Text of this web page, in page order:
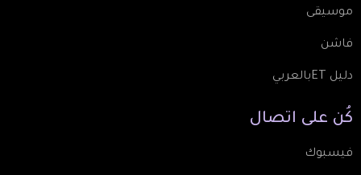
موسيقى
فاشن
دليل ETبالعربي
كُن على اتصال
فيسبوك